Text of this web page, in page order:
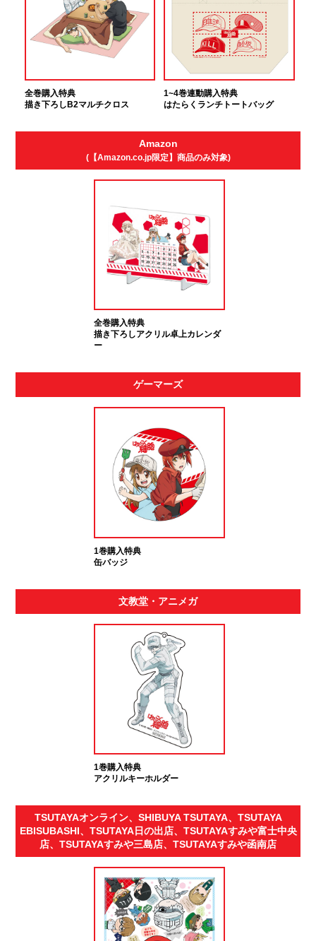
全巻購入特典
描き下ろしB2マルチクロス
1~4巻連動購入特典
はたらくランチトートバッグ
Amazon
(【Amazon.co.jp限定】商品のみ対象)
全巻購入特典
描き下ろしアクリル卓上カレンダ
ー
ゲーマーズ
1巻購入特典
缶バッジ
文教堂・アニメガ
1巻購入特典
アクリルキーホルダー
TSUTAYAオンライン、SHIBUYA TSUTAYA、TSUTAYA
EBISUBASHI、TSUTAYA日の出店、TSUTAYAすみや富士中央
店、TSUTAYAすみや三島店、TSUTAYAすみや函南店